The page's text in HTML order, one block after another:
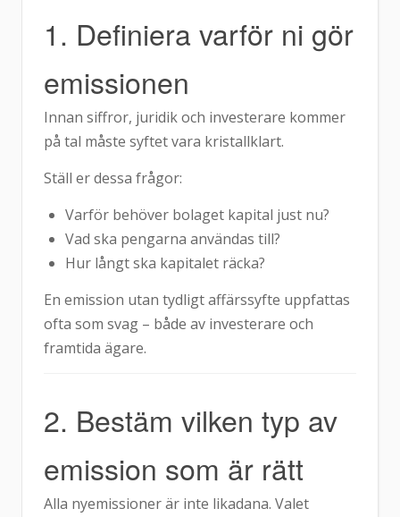
1. Definiera varför ni gör
emissionen
Innan siffror, juridik och investerare kommer
på tal måste syftet vara kristallklart.
Ställ er dessa frågor:
Varför behöver bolaget kapital just nu?
Vad ska pengarna användas till?
Hur långt ska kapitalet räcka?
En emission utan tydligt affärssyfte uppfattas
ofta som svag – både av investerare och
framtida ägare.
2. Bestäm vilken typ av
emission som är rätt
Alla nyemissioner är inte likadana. Valet